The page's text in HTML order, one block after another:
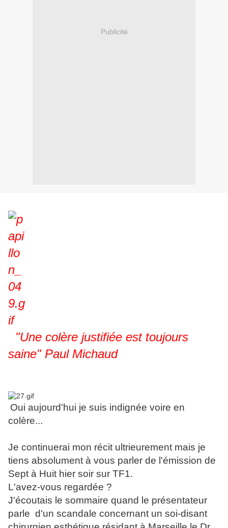
Publicité
"Une colère justifiée est toujours
saine" Paul Michaud
Oui aujourd'hui je suis indignée voire en
colère...
Je continuerai mon récit ultrieurement mais je
tiens absolument à vous parler de l'émission de
Sept à Huit hier soir sur TF1.
L'avez-vous regardée ?
J'écoutais le sommaire quand le présentateur
parle d'un scandale concernant un soi-disant